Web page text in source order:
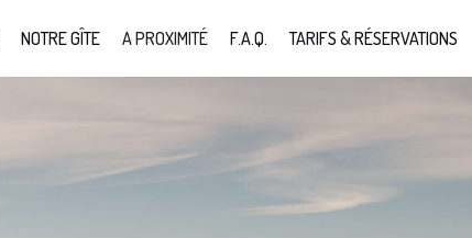
NOTRE GÎTE A PROXIMITÉ F.A.Q. TARIFS & RÉSERVATIONS